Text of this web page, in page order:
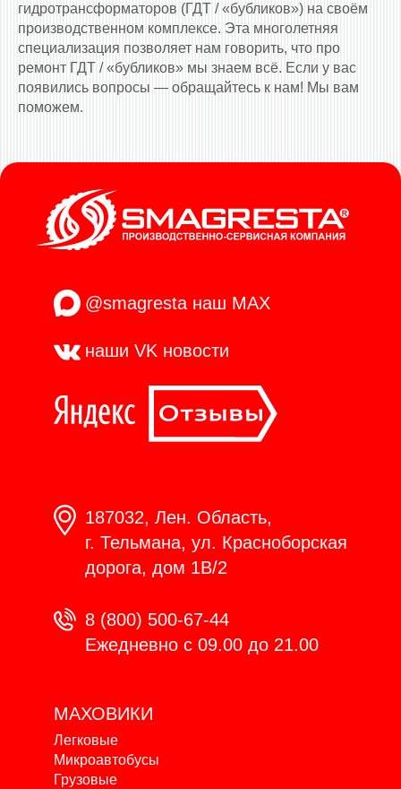
гидротрансформаторов (ГДТ / «бубликов») на своём
производственном комплексе. Эта многолетняя
специализация позволяет нам говорить, что про
ремонт ГДТ / «бубликов» мы знаем всё. Если у вас
появились вопросы — обращайтесь к нам! Мы вам
поможем.
@smagresta наш MAX
наши VK новости
187032, Лен. Область,
г. Тельмана, ул. Красноборская
дорога, дом 1В/2
8 (800) 500-67-44
Ежедневно с 09.00 до 21.00
МАХОВИКИ
Легковые
Микроавтобусы
Грузовые